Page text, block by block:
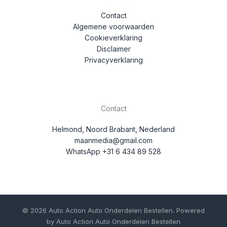
Contact
Algemene voorwaarden
Cookieverklaring
Disclaimer
Privacyverklaring
Contact
Helmond, Noord Brabant, Nederland
maanmedia@gmail.com
WhatsApp +31 6 434 89 528
© 2026 Auto Action Auto Onderdelen Bestellen. Powered
by Auto Action Auto Onderdelen Bestellen